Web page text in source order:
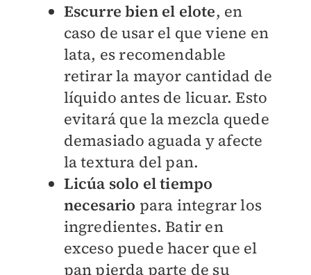
Escurre bien el elote, en
caso de usar el que viene en
lata, es recomendable
retirar la mayor cantidad de
líquido antes de licuar. Esto
evitará que la mezcla quede
demasiado aguada y afecte
la textura del pan.
Licúa solo el tiempo
necesario para integrar los
ingredientes. Batir en
exceso puede hacer que el
pan pierda parte de su